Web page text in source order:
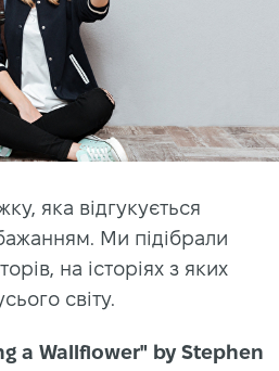
яка відгукується
Ми підібрали
на історіях з яких
світу.
a Wallflower" by Stephen